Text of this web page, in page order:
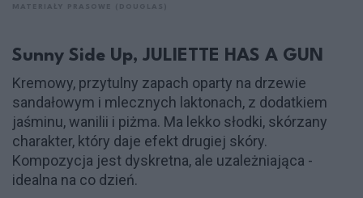
Sunny Side Up, JULIETTE HAS A GUN
Kremowy, przytulny zapach oparty na drzewie
sandałowym i mlecznych laktonach, z dodatkiem
jaśminu, wanilii i piżma. Ma lekko słodki, skórzany
charakter, który daje efekt drugiej skóry.
Kompozycja jest dyskretna, ale uzależniająca -
idealna na co dzień.